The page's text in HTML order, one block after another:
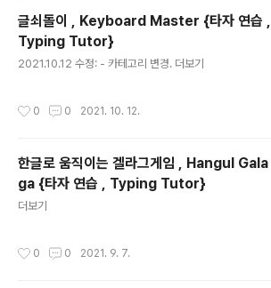
글쇠돌이 , Keyboard Master {타자 연습 ,
Typing Tutor}
2021.10.12 수정: - 카테고리 변경. 더보기
0 0 2021. 10. 12.
한글로 움직이는 겔라그게임 , Hangul Gala
ga {타자 연습 , Typing Tutor}
더보기
0 0 2021. 9. 7.